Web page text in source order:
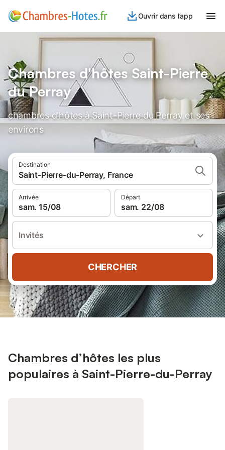
Ouvrir dans l’app
Chambres d'hôtes Saint-Pierre
du Perray
chambres d'hôtes à Saint-Pierre du Perray et ses
environs
Destination
Saint-Pierre-du-Perray, France
Arrivée
sam. 15/08
Départ
sam. 22/08
Invités
CHERCHER
Chambres d’hôtes les plus
populaires à Saint-Pierre-du-Perray